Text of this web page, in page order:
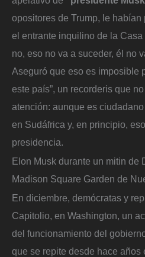
opositores de Trump, le habían
el entrante inquilino de la Casa
no, eso no va a suceder, él no
Aseguró que eso es imposible
este país”, un recorderis que
atención: aunque es
en Sudáfrica y, en principio,
presidencia.
Elon Musk durante un mitin de
Madison Square Garden de
En diciembre, demócratas y
Capitolio, en Washington, un
del funcionamiento del
que se repite desde hace años